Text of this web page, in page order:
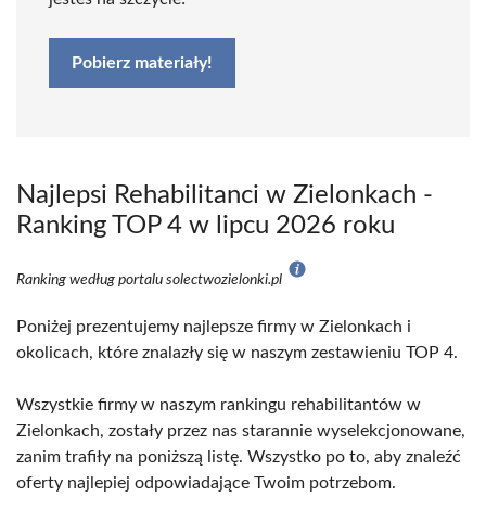
Pobierz materiały!
Najlepsi Rehabilitanci w Zielonkach -
Ranking TOP 4 w lipcu 2026 roku
Ranking według portalu solectwozielonki.pl
Poniżej prezentujemy najlepsze firmy w Zielonkach i
okolicach, które znalazły się w naszym zestawieniu TOP 4.
Wszystkie firmy w naszym rankingu rehabilitantów w
Zielonkach, zostały przez nas starannie wyselekcjonowane,
zanim trafiły na poniższą listę. Wszystko po to, aby znaleźć
oferty najlepiej odpowiadające Twoim potrzebom.